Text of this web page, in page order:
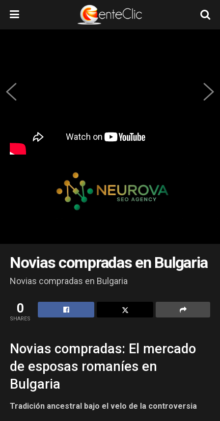
Novias compradas en Bulgaria
Novias compradas en Bulgaria
0
SHARES
Novias compradas: El mercado
de esposas romaníes en
Bulgaria
Tradición ancestral bajo el velo de la controversia